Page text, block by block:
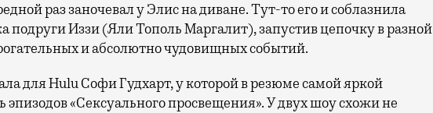
раз заночевал у Элис на диване. Тут-то его и соблазнила
подруги Иззи (Яли Тополь Маргалит), запустив цепочку в разной
и абсолютно чудовищных событий.
для Hulu Софи Гудхарт, у которой в резюме самой яркой
эпизодов «Сексуального просвещения». У двух шоу схожи не